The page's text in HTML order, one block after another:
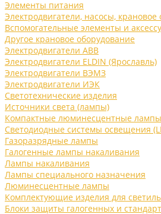
Элементы питания
Электродвигатели, насосы, крановое
Вспомогательные элементы и
Другое крановое оборудование
Электродвигатели ABB
Электродвигатели ELDIN (Ярославль)
Электродвигатели ВЭМЗ
Электродвигатели ИЭК
Светотехнические изделия
Источники света (лампы)
Компактные люминесцентные
Светодиодные системы освещения
Газоразрядные лампы
Галогенные лампы накаливания
Лампы накаливания
Лампы специального назначения
Люминесцентные лампы
Комплектующие изделия для
Блоки защиты галогенных и